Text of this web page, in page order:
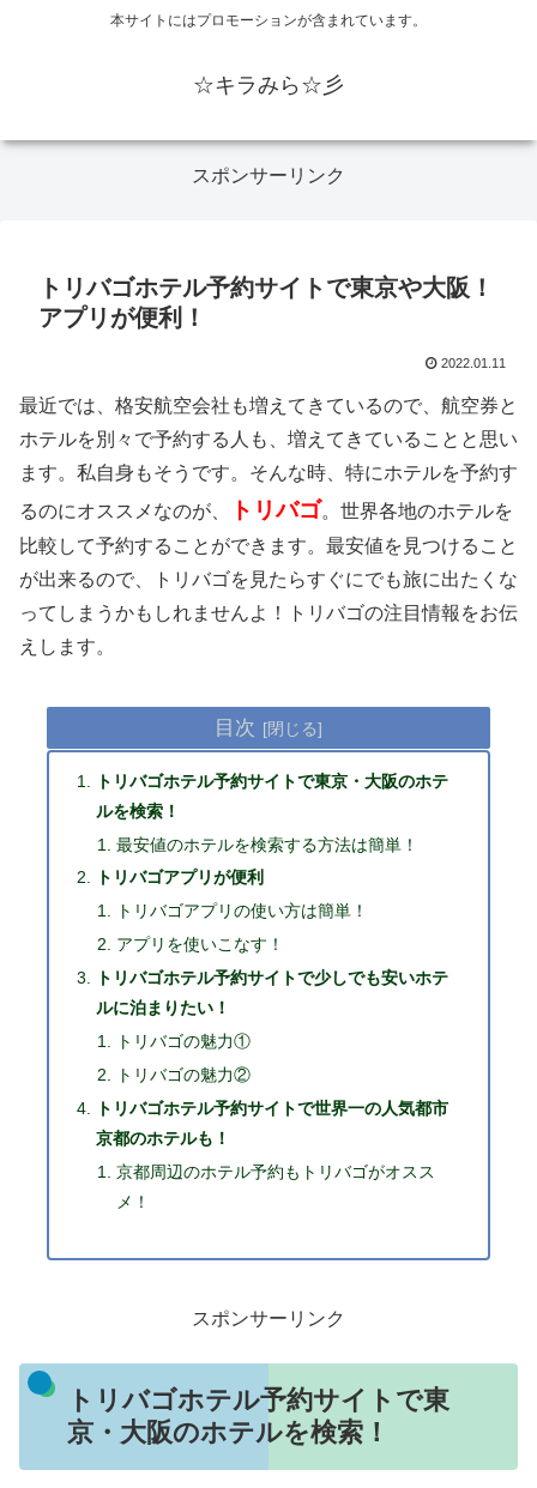
本サイトにはプロモーションが含まれています。
☆キラみら☆彡
スポンサーリンク
トリバゴホテル予約サイトで東京や大阪！
アプリが便利！
2022.01.11
最近では、格安航空会社も増えてきているので、航空券と
ホテルを別々で予約する人も、増えてきていることと思い
ます。私自身もそうです。そんな時、特にホテルを予約す
るのにオススメなのが、
トリバゴ。世界各地のホテルを
比較して予約することができます。最安値を見つけること
が出来るので、トリバゴを見たらすぐにでも旅に出たくな
ってしまうかもしれませんよ！トリバゴの注目情報をお伝
えします。
目次
トリバゴホテル予約サイトで東京・大阪のホテ
ルを検索！
最安値のホテルを検索する方法は簡単！
トリバゴアプリが便利
トリバゴアプリの使い方は簡単！
アプリを使いこなす！
トリバゴホテル予約サイトで少しでも安いホテ
ルに泊まりたい！
トリバゴの魅力①
トリバゴの魅力②
トリバゴホテル予約サイトで世界一の人気都市
京都のホテルも！
京都周辺のホテル予約もトリバゴがオスス
メ！
スポンサーリンク
トリバゴホテル予約サイトで東
京・大阪のホテルを検索！